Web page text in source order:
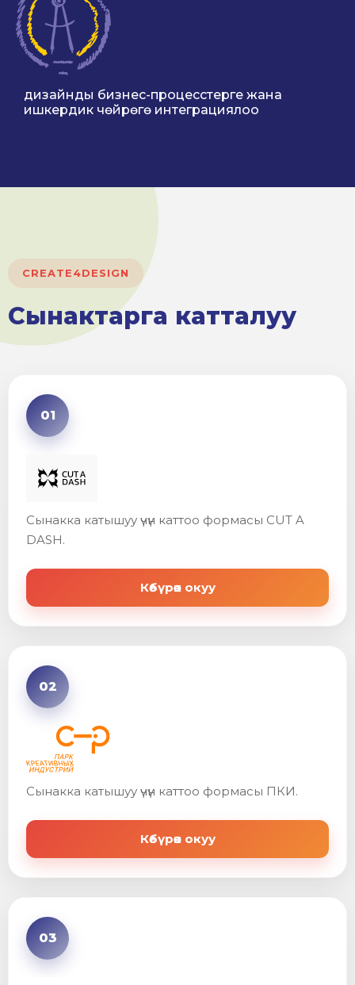
дизайнды бизнес-процесстерге жана
ишкердик чөйрөгө интеграциялоо
CREATE4DESIGN
Сынактарга катталуу
01
Сынакка катышуу үчүн каттоо формасы CUT A
DASH.
Көбүрөөк окуу
02
Сынакка катышуу үчүн каттоо формасы ПКИ.
Көбүрөөк окуу
03